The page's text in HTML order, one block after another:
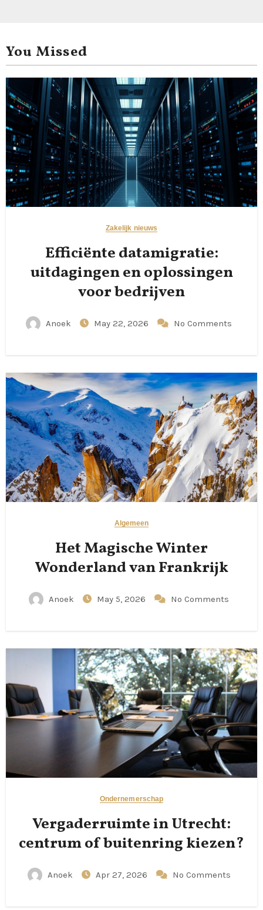
You Missed
Zakelijk nieuws
Efficiënte datamigratie:
uitdagingen en oplossingen
voor bedrijven
Anoek May 22, 2026 No Comments
Algemeen
Het Magische Winter
Wonderland van Frankrijk
Anoek May 5, 2026 No Comments
Ondernemerschap
Vergaderruimte in Utrecht:
centrum of buitenring kiezen?
Anoek Apr 27, 2026 No Comments